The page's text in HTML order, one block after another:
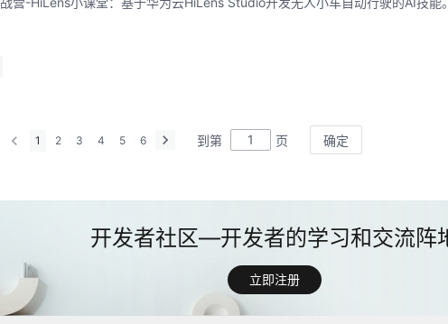
1 2 3 4 5 6 到第 页 确定
立即注册